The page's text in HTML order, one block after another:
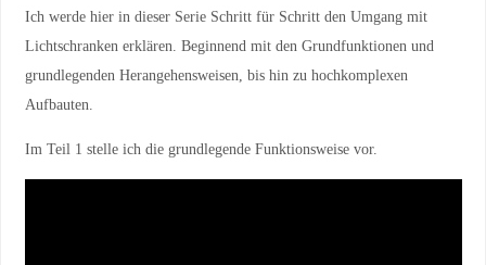
Ich werde hier in dieser Serie Schritt für Schritt den Umgang mit
Lichtschranken erklären. Beginnend mit den Grundfunktionen und
grundlegenden Herangehensweisen, bis hin zu hochkomplexen
Aufbauten.
Im Teil 1 stelle ich die grundlegende Funktionsweise vor.